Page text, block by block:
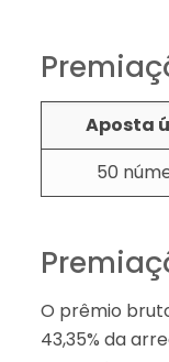
Aposta
50
O prêmio
43,35% da